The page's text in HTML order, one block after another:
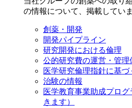
の情報について、掲載していま
創薬・開発
開発パイプライン
研究開発における倫理
公的研究費の運営・管理
医学研究倫理指針に基づ
治験の情報
医学教育事業助成プログ
きます）